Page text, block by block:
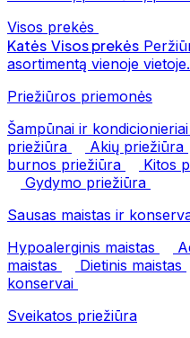
Visos prekės
Katės Visos prekės
asortimentą vienoje vietoje.
Priežiūros priemonės
Šampūnai ir kondicionieriai
priežiūra
Akių priežiūra
burnos priežiūra
Kitos
Gydymo priežiūra
Sausas maistas ir
Hypoalerginis maistas
maistas
Dietinis maistas
konservai
Sveikatos priežiūra